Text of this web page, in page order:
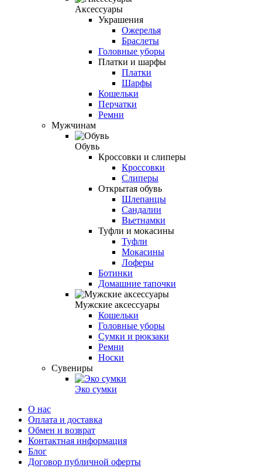
Аксессуары
Украшения
Ожерелья
Браслеты
Головные уборы
Платки и шарфы
Платки
Шарфы
Кошельки
Перчатки
Ремни
Мужчинам
Обувь
Кроссовки и слиперы
Кроссовки
Слиперы
Открытая обувь
Шлепанцы
Сандалии
Вьетнамки
Туфли и мокасины
Туфли
Мокасины
Лоферы
Ботинки
Домашние тапочки
Мужские аксессуары
Кошельки
Головные уборы
Сумки и рюкзаки
Ремни
Носки
Сувениры
Эко сумки
О нас
Оплата и доставка
Обмен и возврат
Контактная информация
Блог
Договор публичной оферты